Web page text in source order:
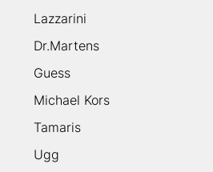
Lazzarini
Dr.Martens
Guess
Michael Kors
Tamaris
Ugg